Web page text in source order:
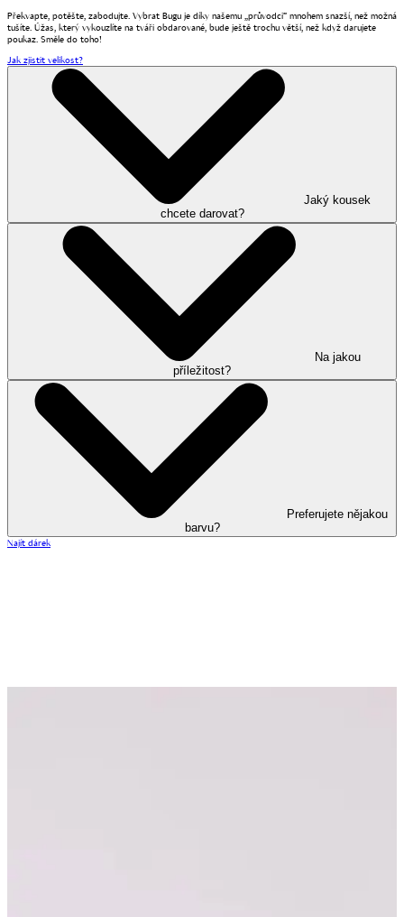
Překvapte, potěšte, zabodujte. Vybrat Bugu je díky našemu „průvodci” mnohem snazší, než možná
tušíte. Úžas, který vykouzlíte na tváři obdarované, bude ještě trochu větší, než když darujete
poukaz. Směle do toho!
Jak zjistit velikost?
Jaký kousek
chcete darovat?
Na jakou
příležitost?
Preferujete nějakou
barvu?
Najít dárek